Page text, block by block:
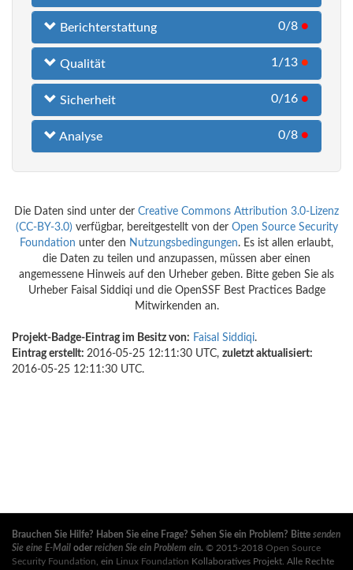
Berichterstattung 0/8 ●
Qualität 1/13 ●
Sicherheit 0/16 ●
Analyse 0/8 ●
Die Daten sind unter der Creative Commons Attribution 3.0-Lizenz
(CC-BY-3.0) verfügbar, bereitgestellt von der Open Source Security
Foundation unter den Nutzungsbedingungen. Es ist allen erlaubt,
die Daten zu teilen und anzupassen, müssen aber einen
angemessene Hinweis auf den Urheber geben. Bitte geben Sie als
Urheber Faisal Siddiqi und die OpenSSF Best Practices Badge
Mitwirkenden an.
Projekt-Badge-Eintrag im Besitz von: Faisal Siddiqi.
Eintrag erstellt: 2016-05-25 12:11:30 UTC, zuletzt aktualisiert:
2016-05-25 12:11:30 UTC.
Brauchen Sie Hilfe? Haben Sie eine Frage? Sehen Sie ein Problem? Bitte senden
Sie eine E-Mail oderreichen Sie ein Problem ein. © 2015-2018 Open Source
Security Foundation , ein Linux Foundation Kollaboratives Projekt. Alle Rechte